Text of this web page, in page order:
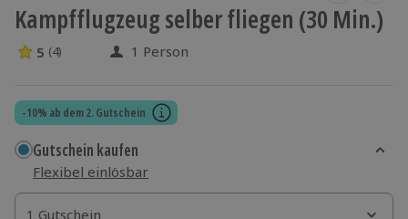
Kampfflugzeug selber fliegen (30 Min.)
5 Sterne von 5 aus 4 Bewertungen
5 (4) 1 Person
-10% ab dem 2. Gutschein
Gutschein kaufen
Flexibel einlösbar
1 Gutschein
1 Gutschein